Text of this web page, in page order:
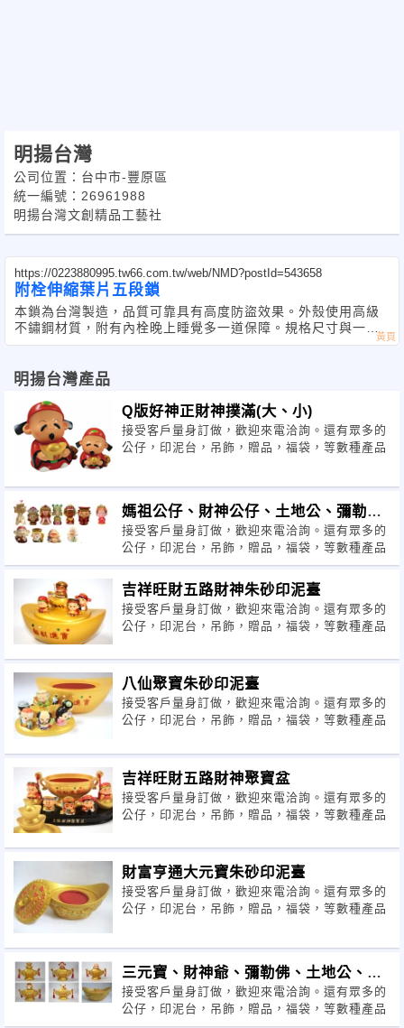
明揚台灣
公司位置：台中市-豐原區
統一編號：26961988
明揚台灣文創精品工藝社
https://0223880995.tw66.com.tw/web/NMD?postId=543658
附栓伸縮葉片五段鎖
本鎖為台灣製造，品質可靠具有高度防盜效果。外殼使用高級
不鏽鋼材質，附有內栓晚上睡覺多一道保障。規格尺寸與一般
市面上三、四段鎖相同適合居家DIY，安裝簡單。
明揚台灣產品
Q版好神正財神撲滿(大、小)
接受客戶量身訂做，歡迎來電洽詢。還有眾多的
公仔，印泥台，吊飾，贈品，福袋，等數種產品
媽祖公仔、財神公仔、土地公、彌勒
佛、金箔公仔
接受客戶量身訂做，歡迎來電洽詢。還有眾多的
公仔，印泥台，吊飾，贈品，福袋，等數種產品
吉祥旺財五路財神朱砂印泥臺
接受客戶量身訂做，歡迎來電洽詢。還有眾多的
公仔，印泥台，吊飾，贈品，福袋，等數種產品
八仙聚寶朱砂印泥臺
接受客戶量身訂做，歡迎來電洽詢。還有眾多的
公仔，印泥台，吊飾，贈品，福袋，等數種產品
吉祥旺財五路財神聚寶盆
接受客戶量身訂做，歡迎來電洽詢。還有眾多的
公仔，印泥台，吊飾，贈品，福袋，等數種產品
財富亨通大元寶朱砂印泥臺
接受客戶量身訂做，歡迎來電洽詢。還有眾多的
公仔，印泥台，吊飾，贈品，福袋，等數種產品
三元寶、財神爺、彌勒佛、土地公、招
財貓朱砂印泥台(聚寶盆
接受客戶量身訂做，歡迎來電洽詢。還有眾多的
公仔，印泥台，吊飾，贈品，福袋，等數種產品